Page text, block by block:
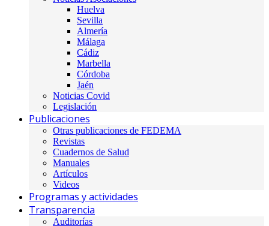
Huelva
Sevilla
Almería
Málaga
Cádiz
Marbella
Córdoba
Jaén
Noticias Covid
Legislación
Publicaciones
Otras publicaciones de FEDEMA
Revistas
Cuadernos de Salud
Manuales
Artículos
Videos
Programas y actividades
Transparencia
Auditorías